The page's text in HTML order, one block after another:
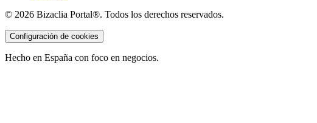
© 2026 Bizaclia Portal®. Todos los derechos reservados.
Configuración de cookies
Hecho en España con foco en negocios.